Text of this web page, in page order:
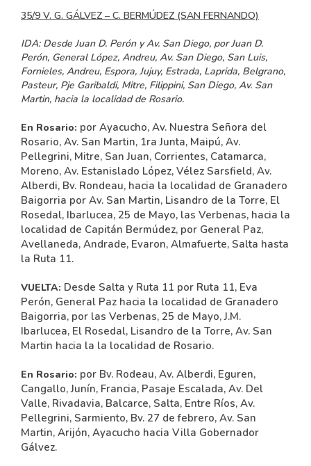
35/9 V. G. GÁLVEZ – C. BERMÚDEZ (SAN FERNANDO)
IDA:Desde Juan D. Perón y Av. San Diego, por Juan D.
Perón, General López, Andreu, Av. San Diego, San Luis,
Fornieles, Andreu, Espora, Jujuy, Estrada, Laprida, Belgrano,
Pasteur, Pje Garibaldi, Mitre, Filippini, San Diego, Av. San
Martin, hacia la localidad de Rosario.
En Rosario: por Ayacucho, Av. Nuestra Señora del
Rosario, Av. San Martin, 1ra Junta, Maipú, Av.
Pellegrini, Mitre, San Juan, Corrientes, Catamarca,
Moreno, Av. Estanislado López, Vélez Sarsfield, Av.
Alberdi, Bv. Rondeau, hacia la localidad de Granadero
Baigorria por Av. San Martin, Lisandro de la Torre, El
Rosedal, Ibarlucea, 25 de Mayo, las Verbenas, hacia la
localidad de Capitán Bermúdez, por General Paz,
Avellaneda, Andrade, Evaron, Almafuerte, Salta hasta
la Ruta 11.
VUELTA: Desde Salta y Ruta 11 por Ruta 11, Eva
Perón, General Paz hacia la localidad de Granadero
Baigorria, por las Verbenas, 25 de Mayo, J.M.
Ibarlucea, El Rosedal, Lisandro de la Torre, Av. San
Martin hacia la la localidad de Rosario.
En Rosario: por Bv. Rodeau, Av. Alberdi, Eguren,
Cangallo, Junín, Francia, Pasaje Escalada, Av. Del
Valle, Rivadavia, Balcarce, Salta, Entre Ríos, Av.
Pellegrini, Sarmiento, Bv. 27 de febrero, Av. San
Martin, Arijón, Ayacucho hacia Villa Gobernador
Gálvez.